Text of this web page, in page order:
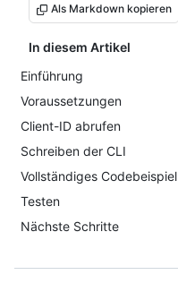
Als Markdown kopieren
In diesem Artikel
Einführung
Voraussetzungen
Client-ID abrufen
Schreiben der CLI
Vollständiges Codebeispiel
Testen
Nächste Schritte